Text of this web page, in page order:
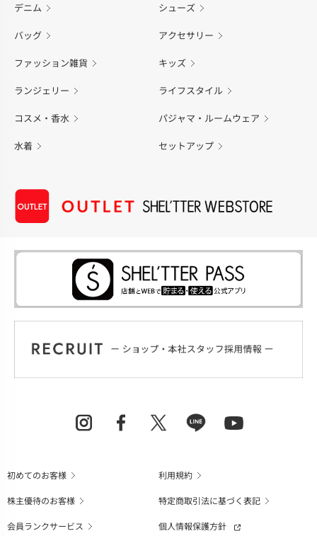
デニム シューズ
バッグ アクセサリー
ファッション雑貨 キッズ
ランジェリー ライフスタイル
コスメ・香水 パジャマ・ルームウェア
水着 セットアップ
初めてのお客様
利用規約
株主優待のお客様
特定商取引法に基づく表記
会員ランクサービス
個人情報保護方針